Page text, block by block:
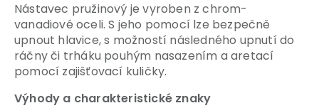
Nástavec pružinový je vyroben z chrom-
vanadiové oceli. S jeho pomocí lze bezpečně
upnout hlavice, s možností následného upnutí do
ráčny či trháku pouhým nasazením a aretací
pomocí zajišťovací kuličky.
Výhody a charakteristické znaky